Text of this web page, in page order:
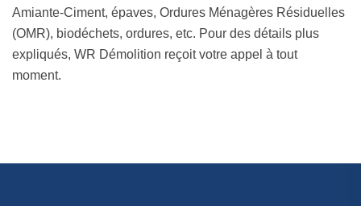
Amiante-Ciment, épaves, Ordures Ménagères Résiduelles
(OMR), biodéchets, ordures, etc. Pour des détails plus
expliqués, WR Démolition reçoit votre appel à tout
moment.